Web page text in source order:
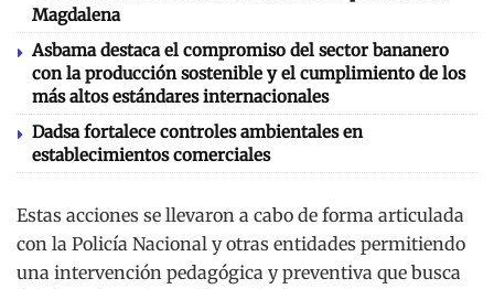
Magdalena
Asbama destaca el compromiso del sector bananero
con la producción sostenible y el cumplimiento de los
más altos estándares internacionales
Dadsa fortalece controles ambientales en
establecimientos comerciales
Estas acciones se llevaron a cabo de forma articulada
con la Policía Nacional y otras entidades permitiendo
una intervención pedagógica y preventiva que busca